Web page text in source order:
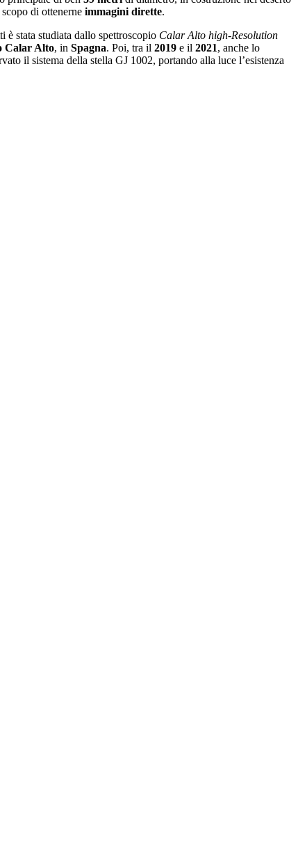
di ottenerne immagini dirette.
è stata studiata dallo spettroscopio Calar Alto high-Resolution
Calar Alto, in Spagna. Poi, tra il 2019 e il 2021, anche lo
il sistema della stella GJ 1002, portando alla luce l’esistenza